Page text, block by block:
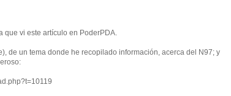
que vi este artículo en PoderPDA.
de un tema donde he recopilado información, acerca del N97; y